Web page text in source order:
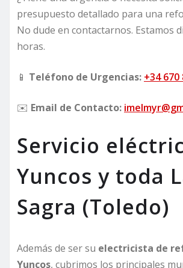
presupuesto detallado para una
No dude en contactarnos. Estamos
horas.
📱 Teléfono de Urgencias: +34 670
✉️ Email de Contacto:
Servicio
Yuncos y toda
Sagra (Toledo)
Además de ser su electricista de
Yuncos, cubrimos los principales